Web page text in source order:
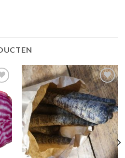
Zet in
mijn
favorieten